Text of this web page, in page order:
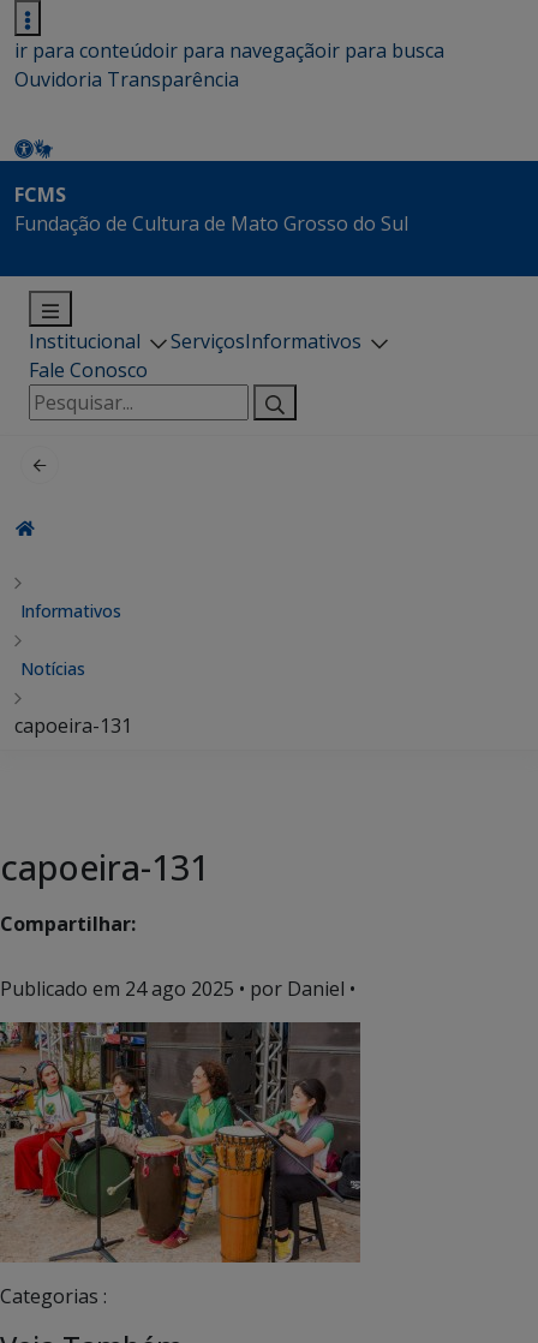
ir para conteúdoir para navegaçãoir para busca
Ouvidoria Transparência
FCMS
Fundação de Cultura de Mato Grosso do Sul
Institucional ServiçosInformativos
Fale Conosco
Pesquisar
por:
Informativos
Notícias
capoeira-131
capoeira-131
Compartilhar:
Publicado em 24 ago 2025 • por Daniel •
Categorias :